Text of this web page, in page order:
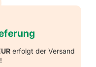
erfolgt der Versand